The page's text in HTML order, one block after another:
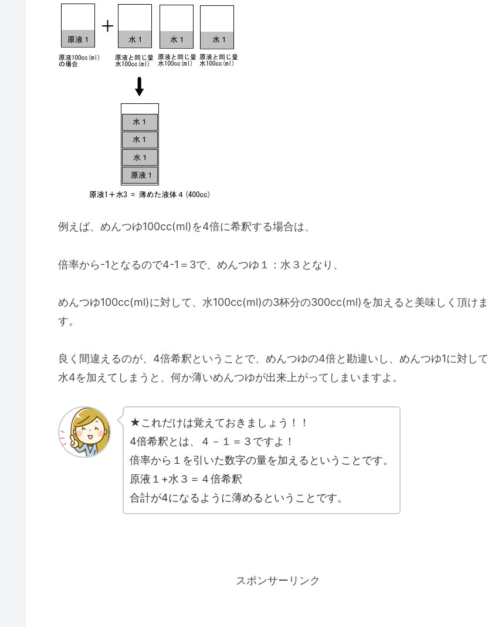
例えば、めんつゆ100cc(ml)を4倍に希釈する場合は、
倍率から-1となるので4-1＝3で、めんつゆ１：水３となり、
めんつゆ100cc(ml)に対して、水100cc(ml)の3杯分の300cc(ml)を加えると美味しく頂けま
す。
良く間違えるのが、4倍希釈ということで、めんつゆの4倍と勘違いし、めんつゆ1に対して
水4を加えてしまうと、何か薄いめんつゆが出来上がってしまいますよ。
★これだけは覚えておきましょう！！
4倍希釈とは、４－１＝３ですよ！
倍率から１を引いた数字の量を加えるということです。
原液１+水３＝４倍希釈
合計が4になるように薄めるということです。
スポンサーリンク